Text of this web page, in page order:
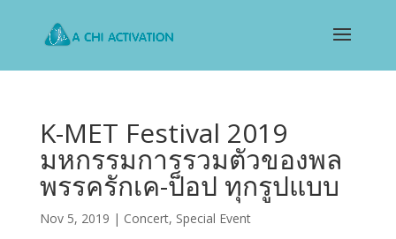
K-MET Festival 2019
มหกรรมการรวมตัวของพล
พรรครักเค-ป็อป ทุกรูปแบบ
Nov 5, 2019 | Concert, Special Event